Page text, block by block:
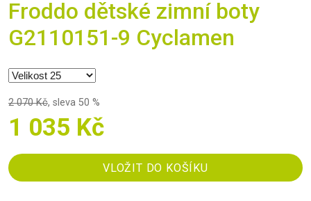
Froddo dětské zimní boty
G2110151-9 Cyclamen
2 070 Kč, sleva 50 %
1 035 Kč